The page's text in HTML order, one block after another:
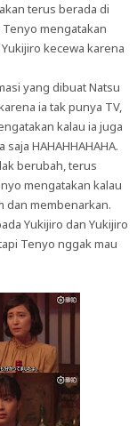
terus berada di
mengatakan
kecewa karena
yang dibuat Natsu
ia tak punya TV,
kalau ia juga
HAHAHHAHAHA.
berubah, terus
mengatakan kalau
dan membenarkan.
Yukijiro dan Yukijiro
Tenyo nggak mau